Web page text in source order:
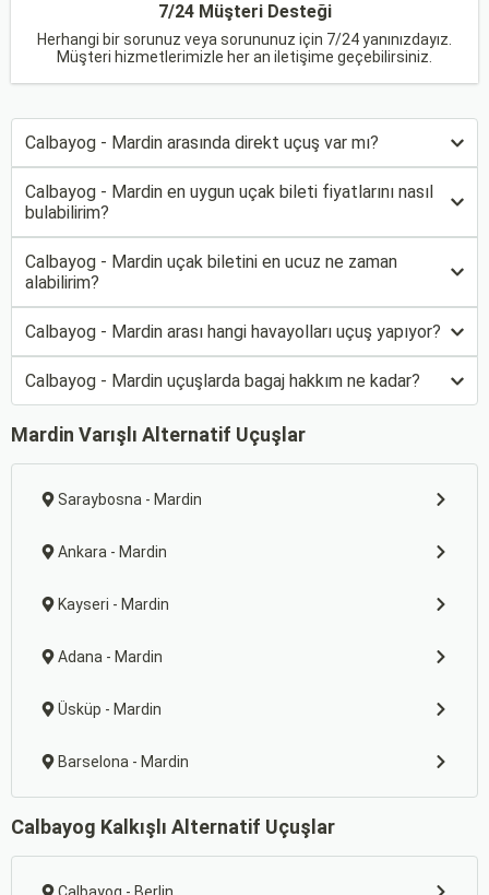
7/24 Müşteri Desteği
Herhangi bir sorunuz veya sorununuz için 7/24 yanınızdayız.
Müşteri hizmetlerimizle her an iletişime geçebilirsiniz.
Calbayog - Mardin arasında direkt uçuş var mı?
Calbayog - Mardin en uygun uçak bileti fiyatlarını nasıl
bulabilirim?
Calbayog - Mardin uçak biletini en ucuz ne zaman
alabilirim?
Calbayog - Mardin arası hangi havayolları uçuş yapıyor?
Calbayog - Mardin uçuşlarda bagaj hakkım ne kadar?
Mardin Varışlı Alternatif Uçuşlar
Saraybosna - Mardin
Ankara - Mardin
Kayseri - Mardin
Adana - Mardin
Üsküp - Mardin
Barselona - Mardin
Calbayog Kalkışlı Alternatif Uçuşlar